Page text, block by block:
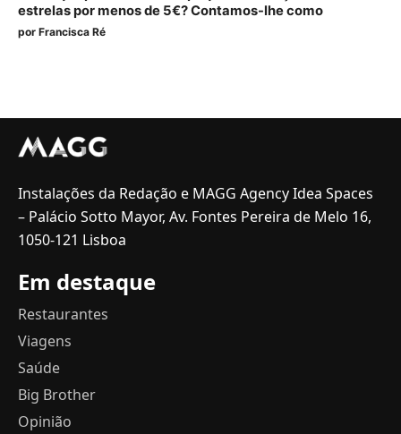
estrelas por menos de 5€? Contamos-lhe como
por Francisca Ré
Instalações da Redação e MAGG Agency Idea Spaces
– Palácio Sotto Mayor, Av. Fontes Pereira de Melo 16,
1050-121 Lisboa
Em destaque
Restaurantes
Viagens
Saúde
Big Brother
Opinião